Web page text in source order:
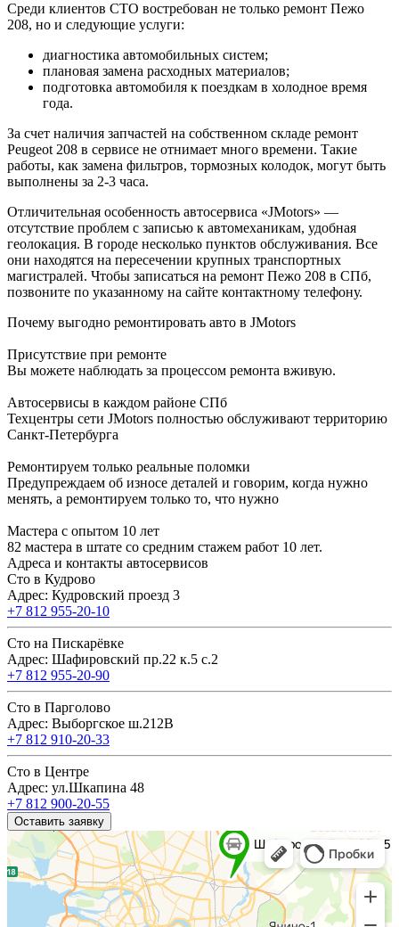
Среди клиентов СТО востребован не только ремонт Пежо
208, но и следующие услуги:
диагностика автомобильных систем;
плановая замена расходных материалов;
подготовка автомобиля к поездкам в холодное время
года.
За счет наличия запчастей на собственном складе ремонт
Peugeot 208 в сервисе не отнимает много времени. Такие
работы, как замена фильтров, тормозных колодок, могут быть
выполнены за 2-3 часа.
Отличительная особенность автосервиса «JMotors» —
отсутствие проблем с записью к автомеханикам, удобная
геолокация. В городе несколько пунктов обслуживания. Все
они находятся на пересечении крупных транспортных
магистралей. Чтобы записаться на ремонт Пежо 208 в СПб,
позвоните по указанному на сайте контактному телефону.
Почему выгодно ремонтировать авто в JMotors
Присутствие при ремонте
Вы можете наблюдать за процессом ремонта вживую.
Автосервисы в каждом районе СПб
Техцентры сети JMotors полностью обслуживают территорию
Санкт-Петербурга
Ремонтируем только реальные поломки
Предупреждаем об износе деталей и говорим, когда нужно
менять, а ремонтируем только то, что нужно
Мастера с опытом 10 лет
82 мастера в штате со средним стажем работ 10 лет.
Адреса и контакты автосервисов
Сто в Кудрово
Адрес: Кудровский проезд 3
+7 812 955-20-10
Сто на Пискарёвке
Адрес: Шафировский пр.22 к.5 с.2
+7 812 955-20-90
Сто в Парголово
Адрес: Выборгское ш.212В
+7 812 910-20-33
Сто в Центре
Адрес: ул.Шкапина 48
+7 812 900-20-55
Оставить заявку